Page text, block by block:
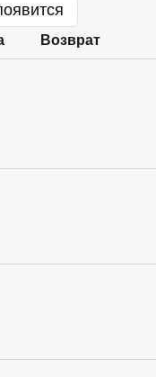
Возврат